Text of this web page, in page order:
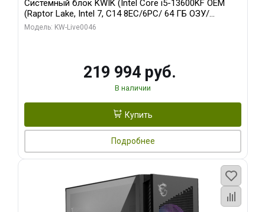
Системный блок KWIK (Intel Core i5-13600KF OEM
(Raptor Lake, Intel 7, C14 8EC/6PC/ 64 ГБ ОЗУ/
Gigabyte RTX5060Ti GAMING OC 8GB GDDR7 128bit
Модель: KW-Live0046
219 994 руб.
В наличии
Купить
Подробнее